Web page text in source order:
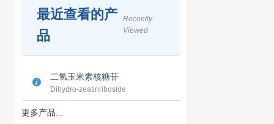
最近查看的产
品
Recently
Viewed
二氢玉米素核糖苷
Dihydro-zeatinriboside
更多产品...